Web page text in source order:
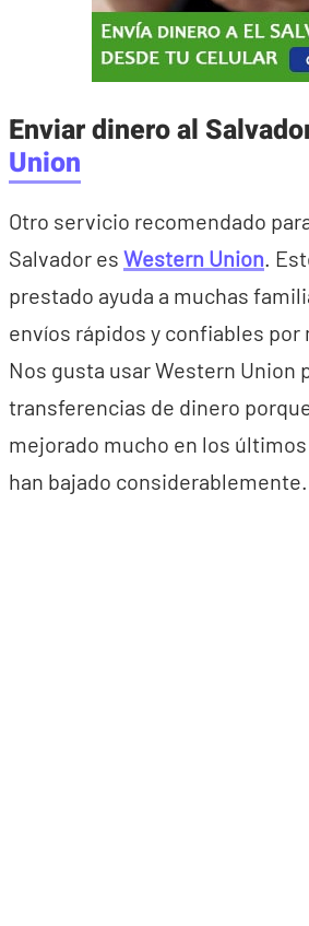
Enviar dinero al
Union
Otro servicio recomendado
Salvador es Western Union.
prestado ayuda a muchas
envíos rápidos y confiables por
Nos gusta usar Western Union
transferencias de dinero
mejorado mucho en los
han bajado considerablemente.